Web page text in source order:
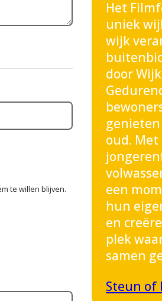
te willen blijven.
Het
uniek
wijk
door
oud.
een
hun
en
plek
samen
Steun of